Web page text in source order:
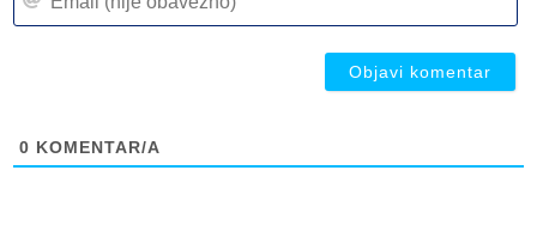
0 KOMENTAR/A